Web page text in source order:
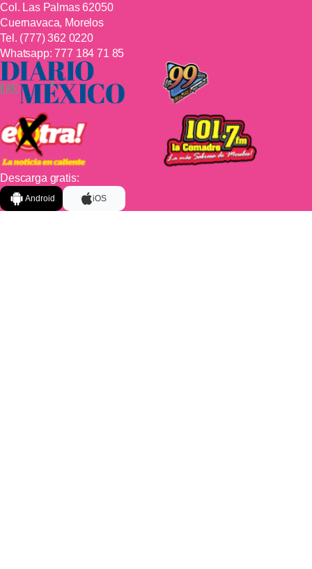
Col. Las Palmas 62050
Cuernavaca, Morelos
Tel. (777) 362 0220
Whatsapp:777 184 71 85
Descarga gratis:
Android iOS